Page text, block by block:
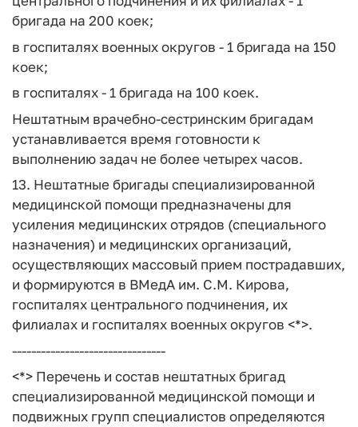
бригада на 200 коек;
в госпиталях военных округов - 1 бригада на 150
коек;
в госпиталях - 1 бригада на 100 коек.
Нештатным врачебно-сестринским бригадам
устанавливается время готовности к
выполнению задач не более четырех часов.
13. Нештатные бригады специализированной
медицинской помощи предназначены для
усиления медицинских отрядов (специального
назначения) и медицинских организаций,
осуществляющих массовый прием пострадавших,
и формируются в ВМедА им. С.М. Кирова,
госпиталях центрального подчинения, их
филиалах и госпиталях военных округов <*>.
--------------------------------
<*> Перечень и состав нештатных бригад
специализированной медицинской помощи и
подвижных групп специалистов определяются